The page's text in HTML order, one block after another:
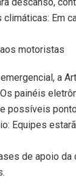
Em
motoristas
a
painéis
possíveis
Equipes
de apoio